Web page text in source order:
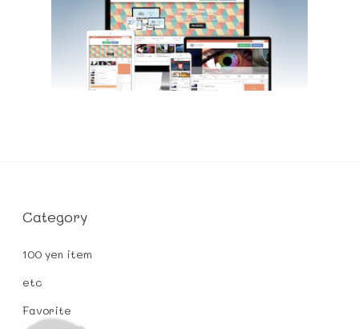
Category
100 yen item
etc
Favorite